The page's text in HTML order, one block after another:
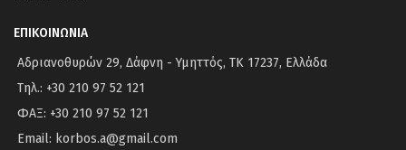
ΕΠΙΚΟΙΝΩΝΙΑ
Αδριανοθυρών 29, Δάφνη - Υμηττός, ΤΚ 17237, Ελλάδα
Τηλ.: +30 210 97 52 121
ΦΑΞ: +30 210 97 52 121
Email: korbos.a@gmail.com